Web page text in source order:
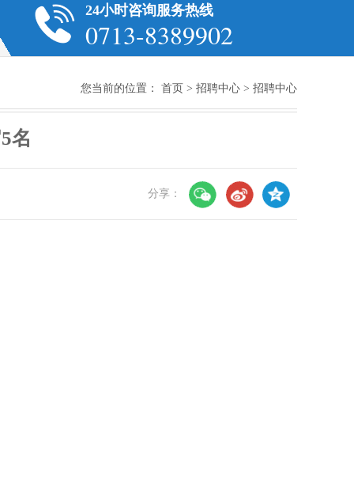
24小时咨询服务热线
0713-8389902
您当前的位置： 首页 > 招聘中心 > 招聘中心
名
分享：